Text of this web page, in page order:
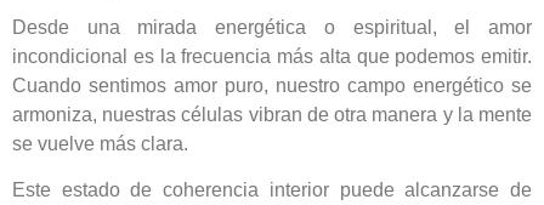
Desde una mirada energética o espiritual, el amor
incondicional es la frecuencia más alta que podemos emitir.
Cuando sentimos amor puro, nuestro campo energético se
armoniza, nuestras células vibran de otra manera y la mente
se vuelve más clara.
Este estado de coherencia interior puede alcanzarse de